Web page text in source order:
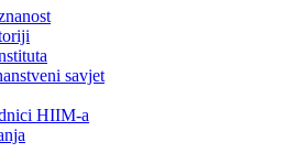
savjet
HIIM-a